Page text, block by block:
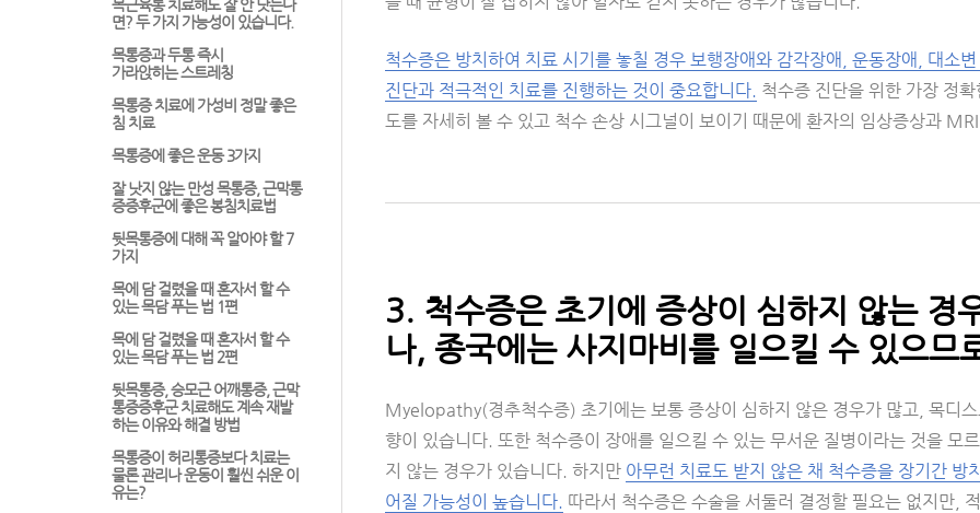
목근육통 치료해도 잘 안 낫는다
면? 두 가지 가능성이 있습니다.
목통증과 두통 즉시
가라앉히는 스트레칭
목통증 치료에 가성비 정말 좋은
침 치료
목통증에 좋은 운동 3가지
잘 낫지 않는 만성 목통증, 근막통
증증후군에 좋은 봉침치료법
뒷목통증에 대해 꼭 알아야 할 7
가지
목에 담 걸렸을 때 혼자서 할 수
있는 목담 푸는 법 1편
목에 담 걸렸을 때 혼자서 할 수
있는 목담 푸는 법 2편
뒷목통증, 승모근 어깨통증, 근막
통증증후군 치료해도 계속 재발
하는 이유와 해결 방법
목통증이 허리통증보다 치료는
물론 관리나 운동이 훨씬 쉬운 이
유는?
척수증은 방치하여 치료 시기를 놓칠 경우 보행장애와 감각장애, 운동장애, 대소
진단과 적극적인 치료를 진행하는 것이 중요합니다. 척수증 진단을 위한 가장 정
도를 자세히 볼 수 있고 척수 손상 시그널이 보이기 때문에 환자의 임상증상과
3. 척수증은 초기에 증상이 심하지 않는 경
나, 종국에는 사지마비를 일으킬 수 있으므
Myelopathy(경추척수증) 초기에는 보통 증상이 심하지 않은 경우가 많고, 목디
향이 있습니다. 또한 척수증이 장애를 일으킬 수 있는 무서운 질병이라는 것을 모
지 않는 경우가 있습니다. 하지만 아무런 치료도 받지 않은 채 척수증을 장기간 방
어질 가능성이 높습니다. 따라서 척수증은 수술을 서둘러 결정할 필요는 없지만,